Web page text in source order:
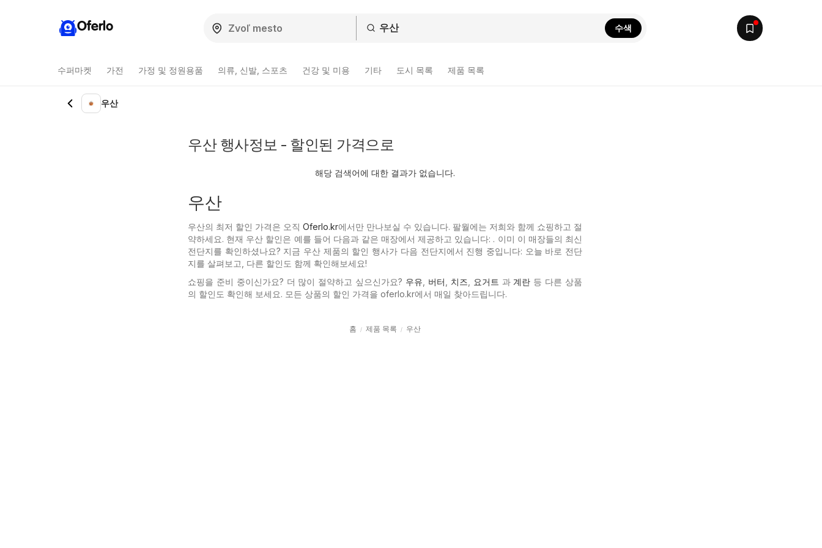
Oferlo 수색
수퍼마켓 가전 가정 및 정원용품 의류, 신발, 스포츠 건강 및 미용 기타 도시 목록 제품 목록
우산
우산 행사정보 - 할인된 가격으로
해당 검색어에 대한 결과가 없습니다.
우산
우산의 최저 할인 가격은 오직 Oferlo.kr에서만 만나보실 수 있습니다. 팔월에는 저희와 함께 쇼핑하고 절
약하세요. 현재 우산 할인은 예를 들어 다음과 같은 매장에서 제공하고 있습니다: . 이미 이 매장들의 최신
전단지를 확인하셨나요? 지금 우산 제품의 할인 행사가 다음 전단지에서 진행 중입니다: 오늘 바로 전단
지를 살펴보고, 다른 할인도 함께 확인해보세요!
쇼핑을 준비 중이신가요? 더 많이 절약하고 싶으신가요? 우유 버터 치즈 요거트 과 계란 등 다른 상품
의 할인도 확인해 보세요. 모든 상품의 할인 가격을 oferlo.kr에서 매일 찾아드립니다.
홈 제품 목록 우산